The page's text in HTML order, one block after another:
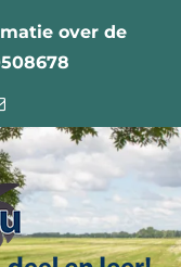
over de